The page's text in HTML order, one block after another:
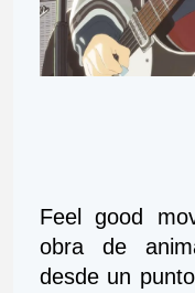
Feel good
obra de
desde un